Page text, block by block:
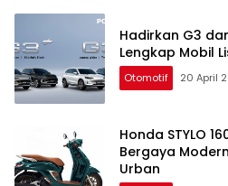
Hadirkan G3
Lengkap Mobil
Otomotif 20 April
Honda STYLO
Bergaya
Urban